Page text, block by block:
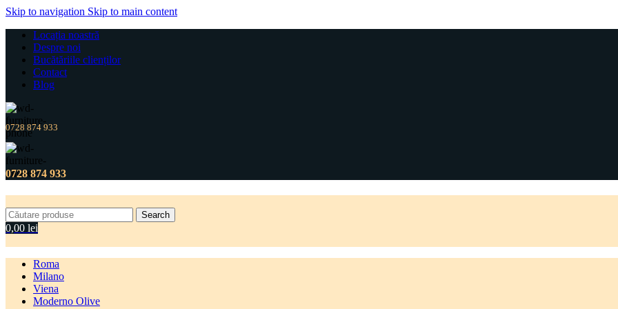
Skip to navigation Skip to main content
Locația noastră
Despre noi
Bucătăriile clienților
Contact
Blog
0728 874 933
0728 874 933
Search
0,00 lei
Roma
Milano
Viena
Moderno Olive